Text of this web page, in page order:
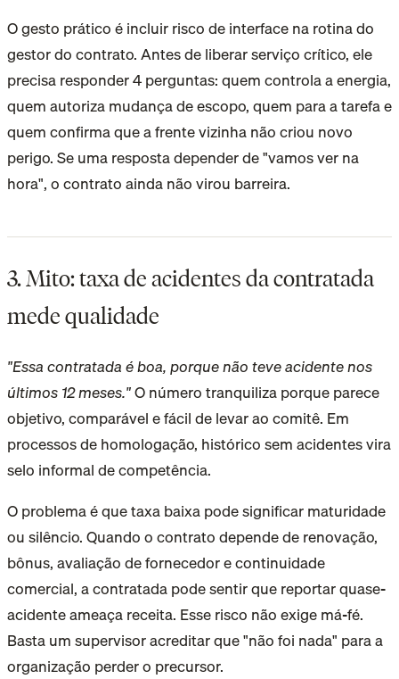
O gesto prático é incluir risco de interface na rotina do
gestor do contrato. Antes de liberar serviço crítico, ele
precisa responder 4 perguntas: quem controla a energia,
quem autoriza mudança de escopo, quem para a tarefa e
quem confirma que a frente vizinha não criou novo
perigo. Se uma resposta depender de "vamos ver na
hora", o contrato ainda não virou barreira.
3. Mito: taxa de acidentes da contratada
mede qualidade
"Essa contratada é boa, porque não teve acidente nos
últimos 12 meses."O número tranquiliza porque parece
objetivo, comparável e fácil de levar ao comitê. Em
processos de homologação, histórico sem acidentes vira
selo informal de competência.
O problema é que taxa baixa pode significar maturidade
ou silêncio. Quando o contrato depende de renovação,
bônus, avaliação de fornecedor e continuidade
comercial, a contratada pode sentir que reportar quase-
acidente ameaça receita. Esse risco não exige má-fé.
Basta um supervisor acreditar que "não foi nada" para a
organização perder o precursor.